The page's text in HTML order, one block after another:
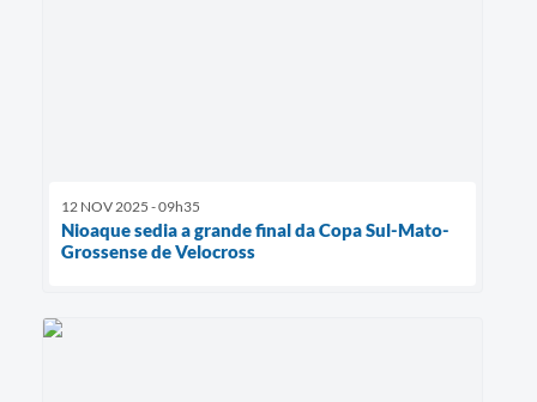
12 NOV 2025 - 09h35
Nioaque sedia a grande final da Copa Sul-Mato-
Grossense de Velocross